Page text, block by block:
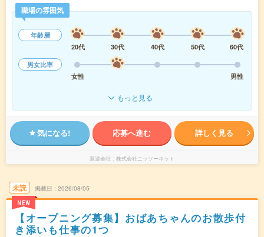
職場の雰囲気
年齢層
20代
30代 40代 50代
60代
男女比率
女性
男性
もっと見る
気になる! 応募へ進む 詳しく見る
派遣会社 株式会社ニッソーネット
未読
NEW
掲載日 2026/08/05
【オープニング募集】おばあちゃんのお散歩付
き添いも仕事の1つ